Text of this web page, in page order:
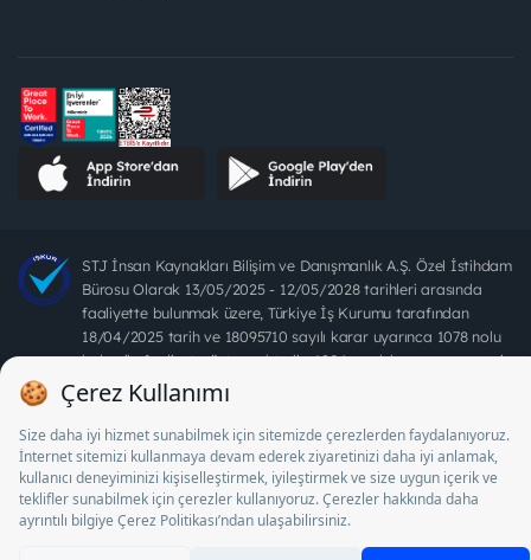
STJ İnsan Kaynakları Bilişim ve Danışmanlık A.Ş. Özel İstihdam
Bürosu Olarak 13/05/2025 - 12/05/2028 tarihleri arasında
faaliyette bulunmak üzere, Türkiye İş Kurumu tarafından
18/04/2025 tarih ve 18095710 sayılı karar uyarınca 1078 nolu
belge ile faaliyet göstermektedir. 4904 sayılı kanun uyarınca iş
arayanlardan ücret alınması yasaktır.